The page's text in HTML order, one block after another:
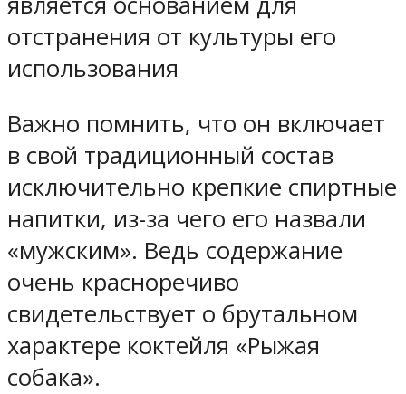
отстранения от культуры его
использования
Важно помнить, что он включает
в свой традиционный состав
исключительно крепкие спиртные
напитки, из-за чего его назвали
«мужским». Ведь содержание
очень красноречиво
свидетельствует о брутальном
характере коктейля «Рыжая
собака».